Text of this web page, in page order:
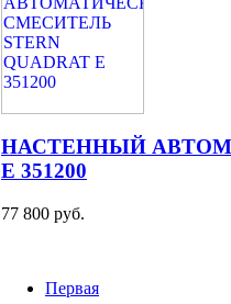
НАСТЕННЫЙ
E 351200
77 800 руб.
Первая